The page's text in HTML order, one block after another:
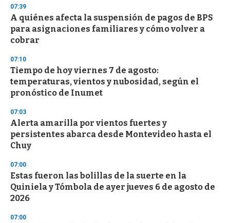
d
s
07:39
A quiénes afecta la suspensión de pagos de BPS
para asignaciones familiares y cómo volver a
cobrar
07:10
Tiempo de hoy viernes 7 de agosto:
temperaturas, vientos y nubosidad, según el
pronóstico de Inumet
07:03
Alerta amarilla por vientos fuertes y
persistentes abarca desde Montevideo hasta el
Chuy
07:00
Estas fueron las bolillas de la suerte en la
Quiniela y Tómbola de ayer jueves 6 de agosto de
2026
07:00